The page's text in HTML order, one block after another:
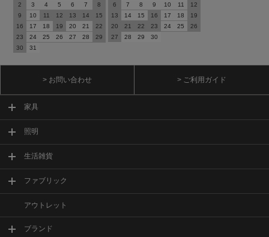
2
3 4 5 6 7
8
9
10 11 12 13 14
15
16
17 18 19 20 21
22
23
24 25 26 27 28
29
30
31
6
7 8 9 10 11
12
13
14 15 16 17 18
19
20
21 22 23 24 25
26
27
28 29 30
> お問い合わせ > ご利用ガイド
家具
照明
生活雑貨
ファブリック
アウトレット
ブランド